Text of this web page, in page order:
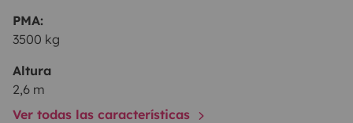
PMA:
3500 kg
Altura
2,6 m
Ver todas las características